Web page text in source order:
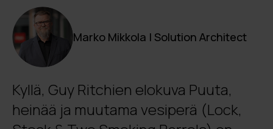
Marko Mikkola | Solution Architect
Kyllä, Guy Ritchien elokuva Puuta,
heinää ja muutama vesiperä (Lock,